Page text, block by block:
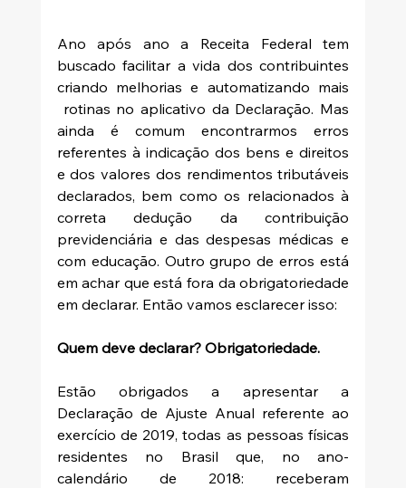
Ano após ano a Receita Federal tem
buscado facilitar a vida dos contribuintes
criando melhorias e automatizando mais
rotinas no aplicativo da Declaração. Mas
ainda é comum encontrarmos erros
referentes à indicação dos bens e direitos
e dos valores dos rendimentos tributáveis
declarados, bem como os relacionados à
correta dedução da contribuição
previdenciária e das despesas médicas e
com educação. Outro grupo de erros está
em achar que está fora da obrigatoriedade
em declarar. Então vamos esclarecer isso:
Quem deve declarar? Obrigatoriedade.
Estão obrigados a apresentar a
Declaração de Ajuste Anual referente ao
exercício de 2019, todas as pessoas físicas
residentes no Brasil que, no ano-
calendário de 2018: receberam